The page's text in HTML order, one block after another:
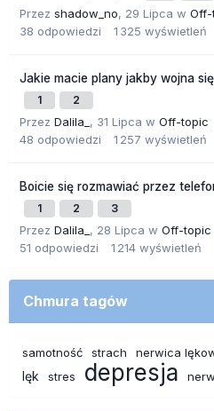
Przez shadow_no, 29 Lipca w
38 odpowiedzi 1 325 wyświetleń
Jakie macie plany jakby wojna
1 2
Przez Dalila_ , 31 Lipca w Off-topic
48 odpowiedzi 1 257 wyświetleń
Boicie się rozmawiać przez
1 2 3
Przez Dalila_ , 28 Lipca w Off-topic
51 odpowiedzi 1 214 wyświetleń
Chmura tagów
samotność strach nerwica
lęk stres depresja